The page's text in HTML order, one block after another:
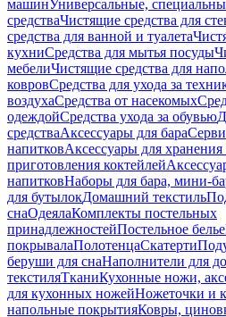
машинУниверсальные,
средстваЧистящие средства для
средства для ванной и туалета
кухниСредства для мытья посуды
мебелиЧистящие средства для
ковровСредства для ухода за
воздухаСредства от насекомых
одеждойСредства ухода за обувью
средстваАксессуары для бара
напитковАксессуары для хранения
приготовления коктейлей
напитковНаборы для бара, мини-
для бутылокДомашний текстиль
снаОдеялаКомплекты постельных
принадлежностейПостельное белье
покрывалаПолотенцаСкатерти
беруши для снаНаполнители для
текстиляТканиКухонные ножи,
для кухонных ножейНожеточки и
напольные покрытияКовры,